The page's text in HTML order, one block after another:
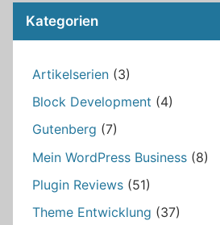
Kategorien
Artikelserien (3)
Block Development (4)
Gutenberg (7)
Mein WordPress Business (8)
Plugin Reviews (51)
Theme Entwicklung (37)